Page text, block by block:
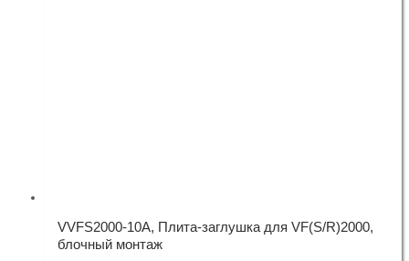
VVFS2000-10A, Плита-заглушка для VF(S/R)2000,
блочный монтаж